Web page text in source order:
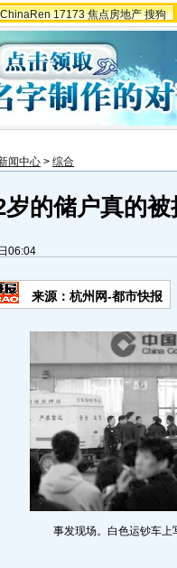
ChinaRen 17173 焦点房地产 搜狗
闻中心 > 综合
岁的储户真的
06:04
来源：杭州网-都市快报
事发现场。白色运钞车上